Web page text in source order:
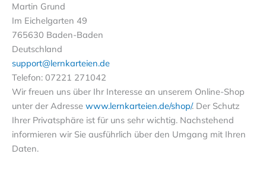
Martin Grund
Im Eichelgarten 49
765630 Baden-Baden
Deutschland
support@lernkarteien.de
Telefon: 07221 271042
Wir freuen uns über Ihr Interesse an unserem Online-Shop
unter der Adresse www.lernkarteien.de/shop/. Der Schutz
Ihrer Privatsphäre ist für uns sehr wichtig. Nachstehend
informieren wir Sie ausführlich über den Umgang mit Ihren
Daten.